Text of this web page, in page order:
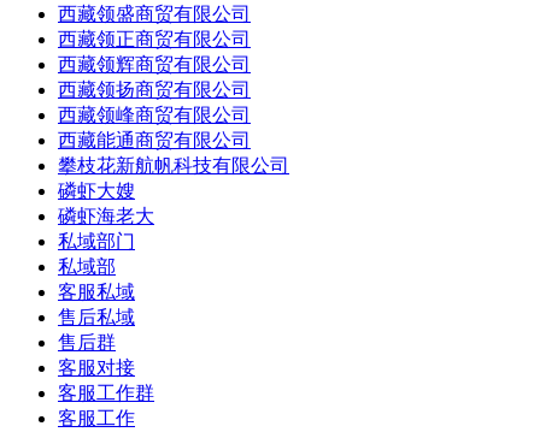
西藏领盛商贸有限公司
西藏领正商贸有限公司
西藏领辉商贸有限公司
西藏领扬商贸有限公司
西藏领峰商贸有限公司
西藏能通商贸有限公司
攀枝花新航帆科技有限公司
磷虾大嫂
磷虾海老大
私域部门
私域部
客服私域
售后私域
售后群
客服对接
客服工作群
客服工作